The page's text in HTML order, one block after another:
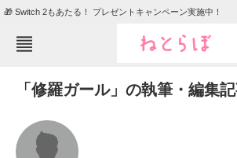
🎁 Switch 2もあたる！ プレゼントキャンペーン実施中！
TOP ニュース
エンタメ
グルメ
「修羅ガール」の執筆・編集